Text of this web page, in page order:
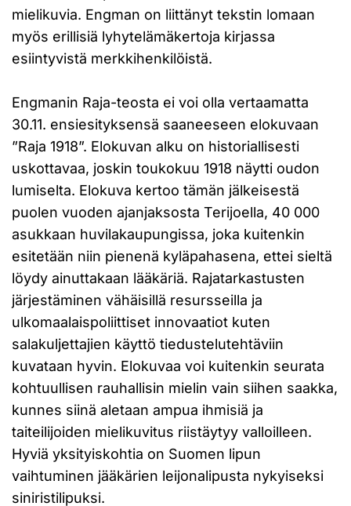
mielikuvia. Engman on liittänyt tekstin lomaan
myös erillisiä lyhytelämäkertoja kirjassa
esiintyvistä merkkihenkilöistä.
Engmanin Raja-teosta ei voi olla vertaamatta
30.11. ensiesityksensä saaneeseen elokuvaan
”Raja 1918”. Elokuvan alku on historiallisesti
uskottavaa, joskin toukokuu 1918 näytti oudon
lumiselta. Elokuva kertoo tämän jälkeisestä
puolen vuoden ajanjaksosta Terijoella, 40 000
asukkaan huvilakaupungissa, joka kuitenkin
esitetään niin pienenä kyläpahasena, ettei sieltä
löydy ainuttakaan lääkäriä. Rajatarkastusten
järjestäminen vähäisillä resursseilla ja
ulkomaalaispoliittiset innovaatiot kuten
salakuljettajien käyttö tiedustelutehtäviin
kuvataan hyvin. Elokuvaa voi kuitenkin seurata
kohtuullisen rauhallisin mielin vain siihen saakka,
kunnes siinä aletaan ampua ihmisiä ja
taiteilijoiden mielikuvitus riistäytyy valloilleen.
Hyviä yksityiskohtia on Suomen lipun
vaihtuminen jääkärien leijonalipusta nykyiseksi
siniristilipuksi.